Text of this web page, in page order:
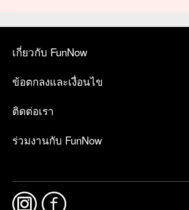
เกี่ยวกับ FunNow
ข้อตกลงและเงื่อนไข
ติดต่อเรา
ร่วมงานกับ FunNow